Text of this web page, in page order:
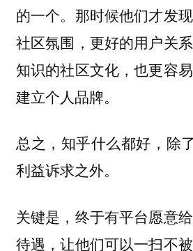
的一个。那时候他们才发
社区氛围，更好的用户关
知识的社区文化，也更容
建立个人品牌。
总之，知乎什么都好，除
利益诉求之外。
关键是，终于有平台愿意
待遇，让他们可以一扫不